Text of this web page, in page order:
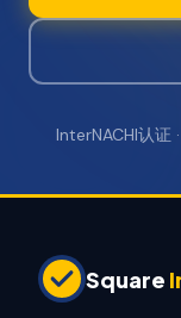
InterNACHI认证
Square